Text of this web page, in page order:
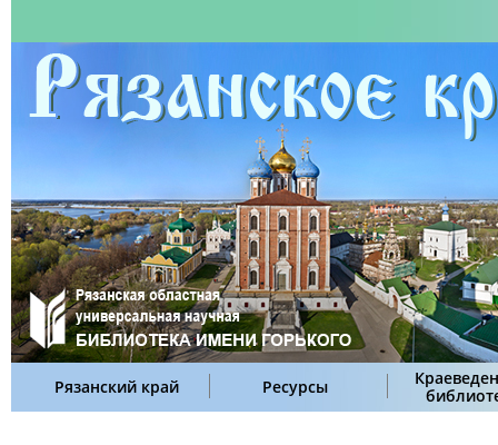
Рязанский край Ресурсы